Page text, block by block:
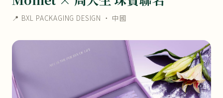
📍 BXL PACKAGING DESIGN ・ 中國